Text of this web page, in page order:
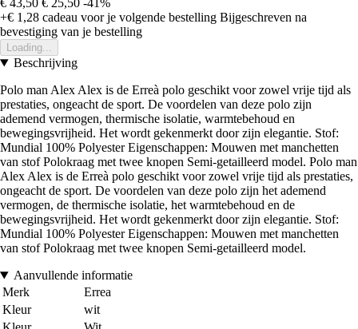
€ 43,50 € 25,50 -41%
+€ 1,28 cadeau voor je volgende bestelling Bijgeschreven na
bevestiging van je bestelling
Loading...
Beschrijving
Polo man Alex Alex is de Erreà polo geschikt voor zowel vrije tijd als
prestaties, ongeacht de sport. De voordelen van deze polo zijn
ademend vermogen, thermische isolatie, warmtebehoud en
bewegingsvrijheid. Het wordt gekenmerkt door zijn elegantie. Stof:
Mundial 100% Polyester Eigenschappen: Mouwen met manchetten
van stof Polokraag met twee knopen Semi-getailleerd model. Polo man
Alex Alex is de Erreà polo geschikt voor zowel vrije tijd als prestaties,
ongeacht de sport. De voordelen van deze polo zijn het ademend
vermogen, de thermische isolatie, het warmtebehoud en de
bewegingsvrijheid. Het wordt gekenmerkt door zijn elegantie. Stof:
Mundial 100% Polyester Eigenschappen: Mouwen met manchetten
van stof Polokraag met twee knopen Semi-getailleerd model.
Aanvullende informatie
Merk
Errea
Kleur
wit